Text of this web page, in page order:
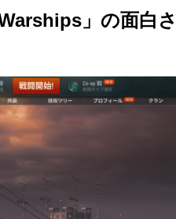
」の面白さ